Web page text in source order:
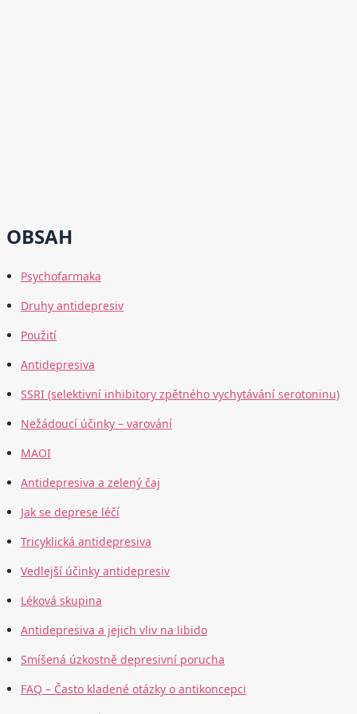
OBSAH
Psychofarmaka
Druhy antidepresiv
Použití
Antidepresiva
SSRI (selektivní inhibitory zpětného vychytávání serotoninu)
Nežádoucí účinky – varování
MAOI
Antidepresiva a zelený čaj
Jak se deprese léčí
Tricyklická antidepresiva
Vedlejší účinky antidepresiv
Léková skupina
Antidepresiva a jejich vliv na libido
Smíšená úzkostně depresivní porucha
FAQ – Často kladené otázky o antikoncepci